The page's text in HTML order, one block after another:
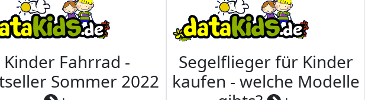
Kinder Fahrrad -
Sommer 2022
Segelflieger für Kinder
kaufen - welche Modelle